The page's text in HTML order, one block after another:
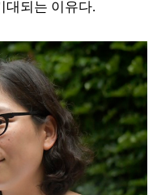
대되는 이유다.